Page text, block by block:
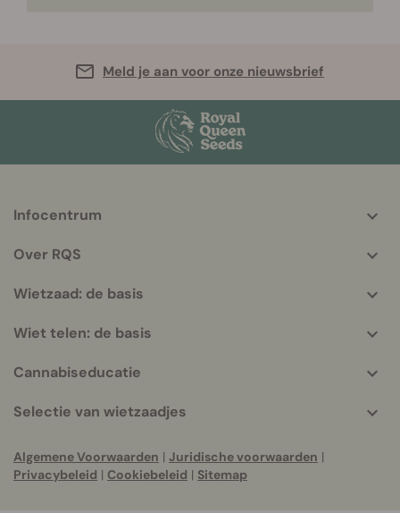
Meld je aan voor onze nieuwsbrief
More
info
Infocentrum
Over RQS
Wietzaad: de basis
Wiet telen: de basis
Cannabiseducatie
Selectie van wietzaadjes
Algemene Voorwaarden | Juridische voorwaarden |
Privacybeleid | Cookiebeleid | Sitemap